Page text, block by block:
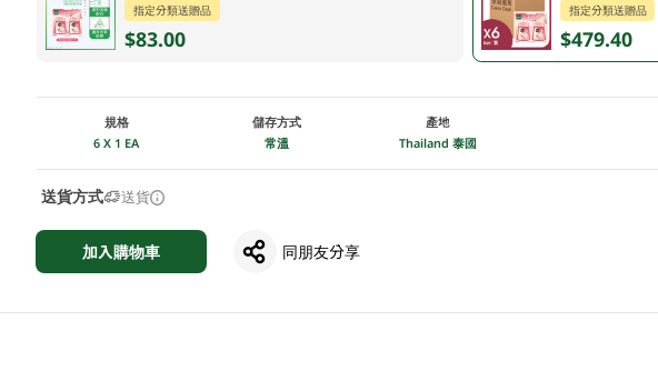
指定分類送贈品
$83.00
指定分類送贈品
$479.40
規格
6 X 1 EA
儲存方式
常溫
產地
Thailand 泰國
送貨方式 送貨
加入購物車 同朋友分享